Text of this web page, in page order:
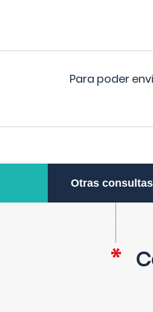
Para poder
Otras consultas